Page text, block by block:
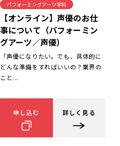
パフォーミングアーツ学科
【オンライン】声優のお仕
事について（パフォーミン
グアーツ／声優）
「声優になりたい。でも、具体的に
どんな準備をすればいいの？業界の
こと...
申し込む 詳しく見る